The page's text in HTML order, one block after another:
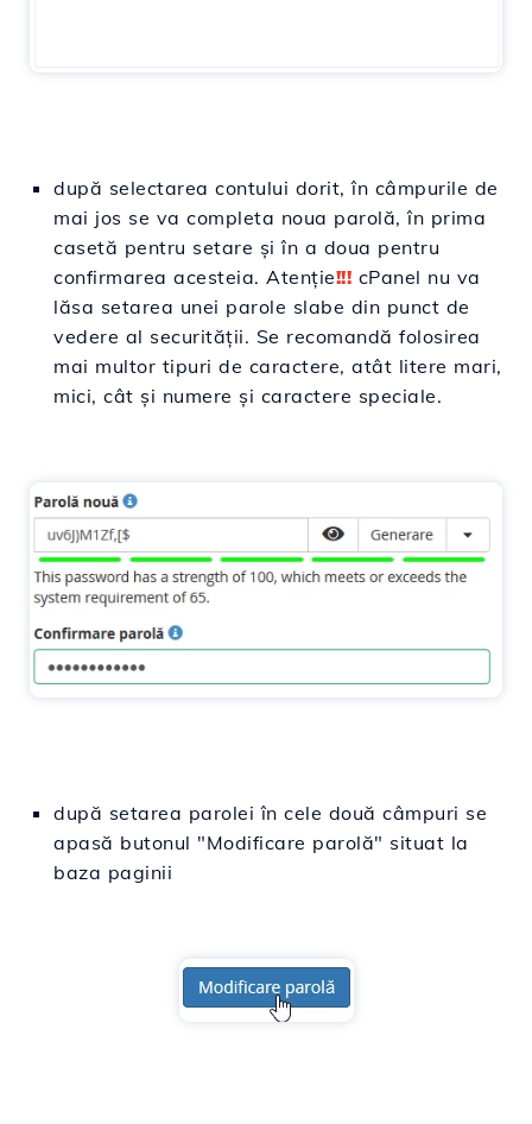
după selectarea contului dorit, în câmpurile de
mai jos se va completa noua parolă, în prima
casetă pentru setare și în a doua pentru
confirmarea acesteia. Atenție!!! cPanel nu va
lăsa setarea unei parole slabe din punct de
vedere al securității. Se recomandă folosirea
mai multor tipuri de caractere, atât litere mari,
mici, cât și numere și caractere speciale.
după setarea parolei în cele două câmpuri se
apasă butonul "Modificare parolă" situat la
baza paginii